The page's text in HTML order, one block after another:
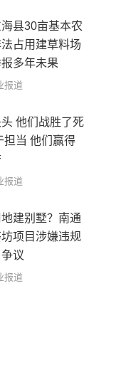
县30亩基本农
占用建草料场
多年未果
报道
他们战胜了死
担当 他们赢得
报道
建别墅？南通
项目涉嫌违规
议
报道